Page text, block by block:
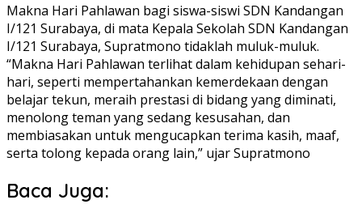
Makna Hari Pahlawan bagi siswa-siswi SDN Kandangan
I/121 Surabaya, di mata Kepala Sekolah SDN Kandangan
I/121 Surabaya, Supratmono tidaklah muluk-muluk.
“Makna Hari Pahlawan terlihat dalam kehidupan sehari-
hari, seperti mempertahankan kemerdekaan dengan
belajar tekun, meraih prestasi di bidang yang diminati,
menolong teman yang sedang kesusahan, dan
membiasakan untuk mengucapkan terima kasih, maaf,
serta tolong kepada orang lain,” ujar Supratmono
Baca Juga: